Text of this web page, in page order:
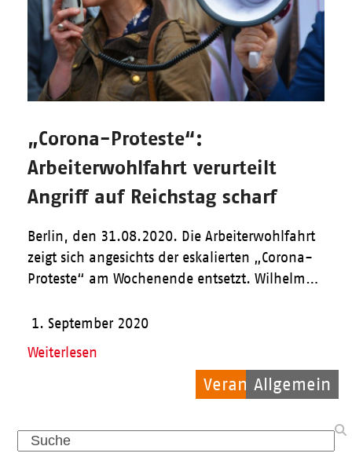
Allgemein
Veranstaltungen
Allgemein
„Corona-Proteste“:
Arbeiterwohlfahrt verurteilt
Angriff auf Reichstag scharf
Berlin, den 31.08.2020. Die Arbeiterwohlfahrt
zeigt sich angesichts der eskalierten „Corona-
Proteste“ am Wochenende entsetzt. Wilhelm…
1. September 2020
Weiterlesen
Search